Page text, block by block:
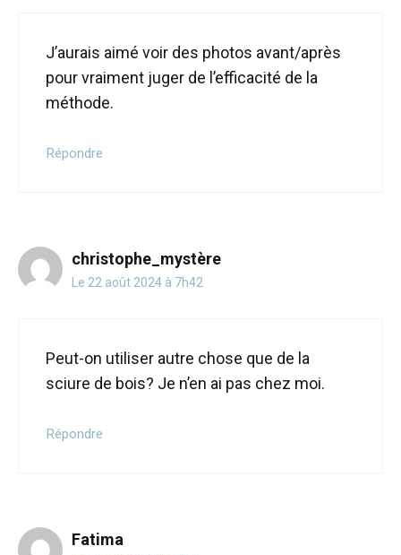
J’aurais aimé voir des photos avant/après
pour vraiment juger de l’efficacité de la
méthode.
Répondre
christophe_mystère
Le 22 août 2024 à 7h42
Peut-on utiliser autre chose que de la
sciure de bois? Je n’en ai pas chez moi.
Répondre
Fatima